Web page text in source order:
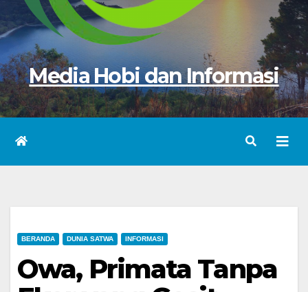
Media Hobi dan Informasi
BERANDA DUNIA SATWA INFORMASI
Owa, Primata Tanpa